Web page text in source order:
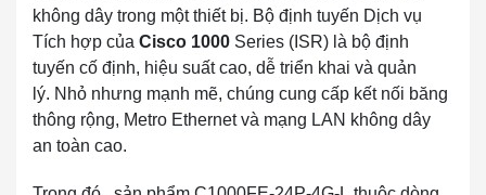
không dây trong một thiết bị. Bộ định tuyến Dịch vụ
Tích hợp của Cisco 1000 Series (ISR) là bộ định
tuyến cố định, hiệu suất cao, dễ triển khai và quản
lý. Nhỏ nhưng mạnh mẽ, chúng cung cấp kết nối băng
thông rộng, Metro Ethernet và mạng LAN không dây
an toàn cao.